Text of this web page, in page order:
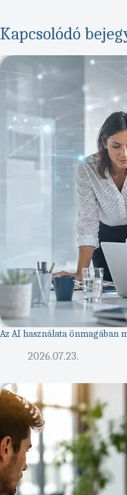
Kapcsolódó
Az AI használata önmagában
2026.07.23.